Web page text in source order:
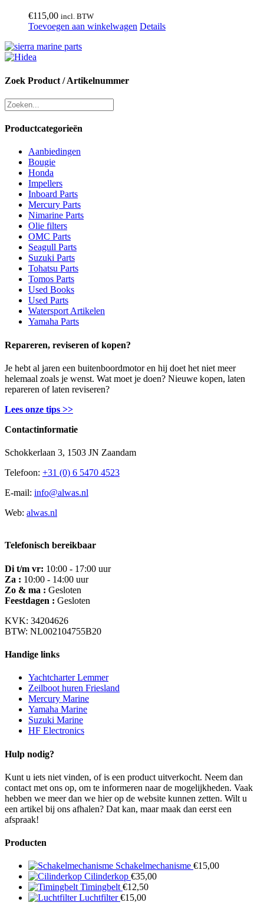
€115,00 incl. BTW
Toevoegen aan winkelwagen Details
Zoek Product / Artikelnummer
Productcategorieën
Aanbiedingen
Bougie
Honda
Impellers
Inboard Parts
Mercury Parts
Nimarine Parts
Olie filters
OMC Parts
Seagull Parts
Suzuki Parts
Tohatsu Parts
Tomos Parts
Used Books
Used Parts
Watersport Artikelen
Yamaha Parts
Repareren, reviseren of kopen?
Je hebt al jaren een buitenboordmotor en hij doet het niet meer
helemaal zoals je wenst. Wat moet je doen? Nieuwe kopen, laten
repareren of laten reviseren?
Lees onze tips >>
Contactinformatie
Schokkerlaan 3, 1503 JN Zaandam
Telefoon: +31 (0) 6 5470 4523
E-mail: info@alwas.nl
Web: alwas.nl
Telefonisch bereikbaar
Di t/m vr: 10:00 - 17:00 uur
Za : 10:00 - 14:00 uur
Zo & ma : Gesloten
Feestdagen : Gesloten
KVK: 34204626
BTW: NL002104755B20
Handige links
Yachtcharter Lemmer
Zeilboot huren Friesland
Mercury Marine
Yamaha Marine
Suzuki Marine
HF Electronics
Hulp nodig?
Kunt u iets niet vinden, of is een product uitverkocht. Neem dan
contact met ons op, om te informeren naar de mogelijkheden. Vaak
hebben we meer dan we hier op de website kunnen zetten. Wilt u
een artikel bij ons afhalen? Dat kan, maar maak dan eerst een
afspraak!
Producten
Schakelmechanisme €15,00
Cilinderkop €35,00
Timingbelt €12,50
Luchtfilter €15,00